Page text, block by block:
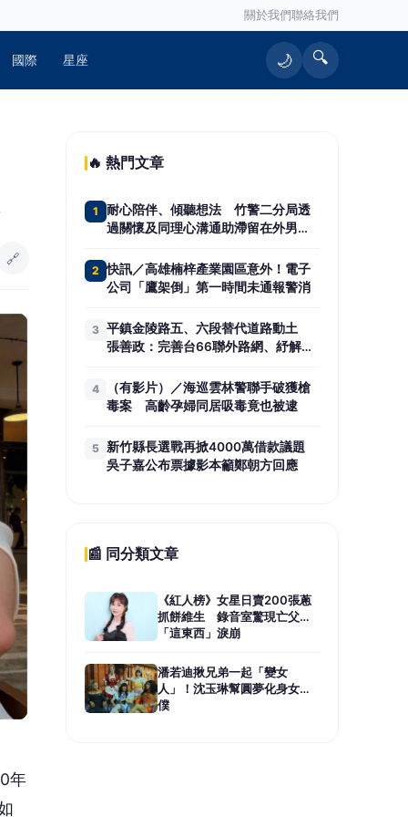
關於我們聯絡我們
國際 星座 🌙 🔍
🔗
年
🔥 熱門文章
1
耐心陪伴、傾聽想法 竹警二分局透
過關懷及同理心溝通助滯留在外男子
2 快訊／高雄楠梓產業園區意外！電子
公司「鷹架倒」第一時間未通報警消
3 平鎮金陵路五、六段替代道路動土
張善政：完善台66聯外路網、紓解地
4
（有影片）／海巡雲林警聯手破獲槍
毒案 高齡孕婦同居吸毒竟也被逮
5 新竹縣長選戰再掀4000萬借款議題
吳子嘉公布票據影本籲鄭朝方回應
📰 同分類文章
《紅人榜》女星日賣200張蔥
抓餅維生 錄音室驚現亡父
「這東西」淚崩
潘若迪揪兄弟一起「變女
人」！沈玉琳幫圓夢化身女
僕